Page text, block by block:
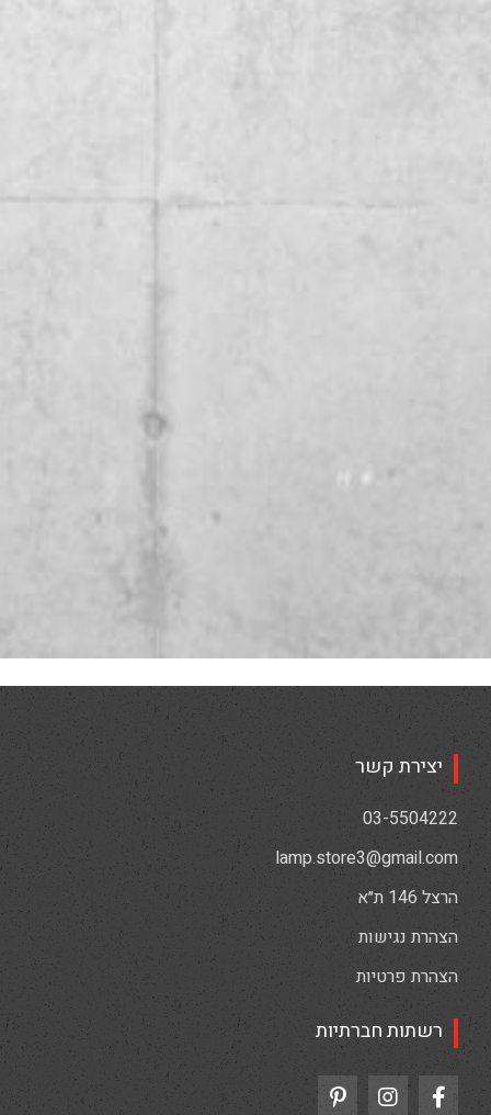
יצירת קשר
03-5504222
lamp.store3@gmail.com
הרצל 146 ת״א
הצהרת נגישות
הצהרת פרטיות
רשתות חברתיות